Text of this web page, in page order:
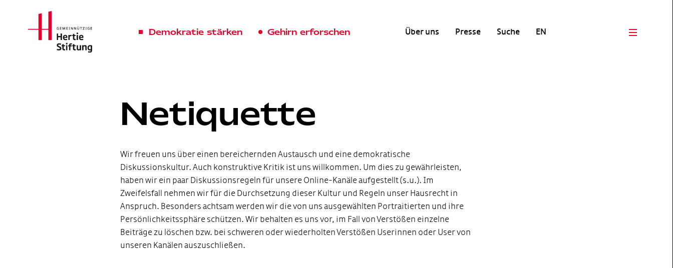
Hertie Stiftung Logo
Demokratie stärken Gehirn erforschen Über uns Presse Suche EN
Open
Netiquette
Wir freuen uns über einen bereichernden Austausch und eine demokratische
Diskussionskultur. Auch konstruktive Kritik ist uns willkommen. Um dies zu gewährleisten,
haben wir ein paar Diskussionsregeln für unsere Online-Kanäle aufgestellt (s.u.). Im
Zweifelsfall nehmen wir für die Durchsetzung dieser Kultur und Regeln unser Hausrecht in
Anspruch. Besonders achtsam werden wir die von uns ausgewählten Portraitierten und ihre
Persönlichkeitssphäre schützen. Wir behalten es uns vor, im Fall von Verstößen einzelne
Beiträge zu löschen bzw. bei schweren oder wiederholten Verstößen Userinnen oder User von
unseren Kanälen auszuschließen.